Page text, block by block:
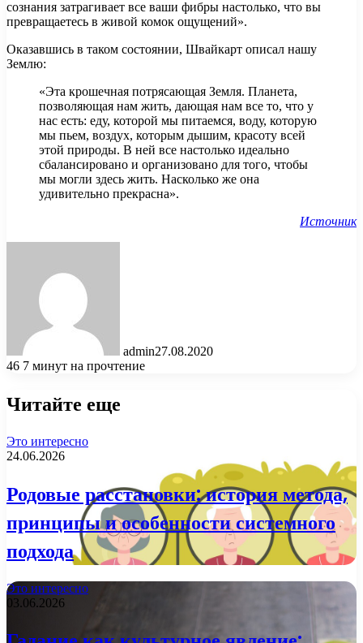
сознания затрагивает все ваши фибры настолько, что вы
превращаетесь в живой комок ощущений».
Оказавшись в таком состоянии, Швайкарт описал нашу
Землю:
«Эта крошечная потрясающая Земля. Планета,
позволяющая нам жить, дающая нам все то, что у
нас есть: еду, которой мы питаемся, воду, которую
мы пьем, воздух, которым дышим, красоту всей
этой природы. В ней все настолько идеально
сбалансировано и организовано для того, чтобы
мы могли здесь жить. Насколько же она
удивительно прекрасна».
Источник
admin27.08.2020
46 7 минут на прочтение
Читайте еще
Это интересно
24.06.2026
Родовые расстановки: история метода,
принципы и особенности системного
подхода
Это интересно
03.06.2026